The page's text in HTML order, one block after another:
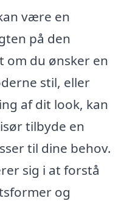
være en
på den
om du ønsker en
stil, eller
af dit look, kan
tilbyde en
til dine behov.
sig i at forstå
og